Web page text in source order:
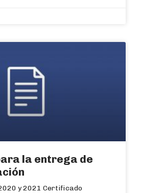
la entrega de
y 2021 Certificado